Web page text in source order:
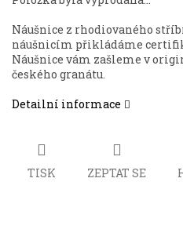
Náušnice z rhodiovaného
náušnicím přikládáme
Náušnice vám zašleme v
českého granátu.
Detailní informace
TISK ZEPTAT SE